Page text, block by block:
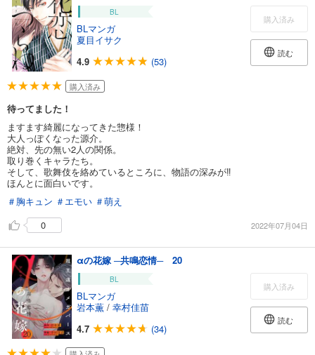
BL
BLマンガ
夏目イサク
4.9
(53)
購入済み
読む
購入済み
待ってました！
ますます綺麗になってきた惣様！
大人っぽくなった源介。
絶対、先の無い2人の関係。
取り巻くキャラたち。
そして、歌舞伎を絡めているところに、物語の深みが‼︎
ほんとに面白いです。
＃胸キュン ＃エモい ＃萌え
0
2022年07月04日
αの花嫁 ─共鳴恋情─ 20
BL
BLマンガ
岩本薫 / 幸村佳苗
4.7
(34)
購入済み
読む